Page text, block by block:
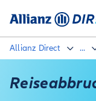
Allianz Direct ...